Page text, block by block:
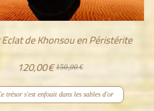
de Khonsou en Péristérite
120,00€ 150,00€
trésor s'est enfouit dans les sables d'or